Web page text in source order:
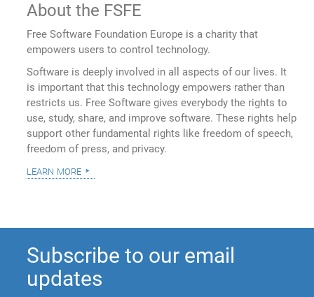
About the FSFE
Free Software Foundation Europe is a charity that
empowers users to control technology.
Software is deeply involved in all aspects of our lives. It
is important that this technology empowers rather than
restricts us. Free Software gives everybody the rights to
use, study, share, and improve software. These rights help
support other fundamental rights like freedom of speech,
freedom of press, and privacy.
learn more
Subscribe to our email
updates